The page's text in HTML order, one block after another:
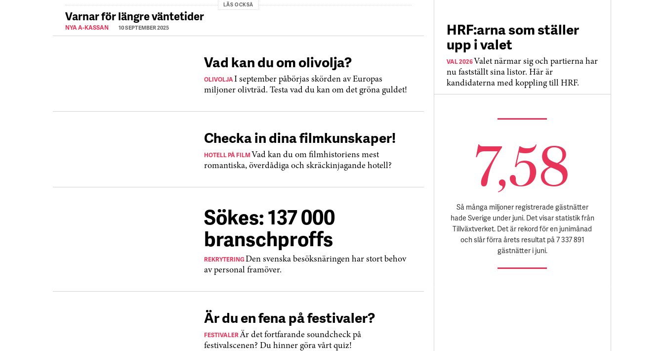
LÄS OCKSÅ
Varnar för längre väntetider
NYA A-KASSAN 10 SEPTEMBER 2025
Vad kan du om olivolja?
OLIVOLJAI september påbörjas skörden av Europas
miljoner olivträd. Testa vad du kan om det gröna guldet!
Checka in dina filmkunskaper!
HOTELL PÅ FILM Vad kan du om filmhistoriens mest
romantiska, överdådiga och skräckinjagande hotell?
Sökes: 137 000
branschproffs
REKRYTERINGDen svenska besöksnäringen har stort behov
av personal framöver.
Är du en fena på festivaler?
FESTIVALERÄr det fortfarande soundcheck på
festivalscenen? Du hinner göra vårt quiz!
HRF:arna som ställer
upp i valet
VAL 2026Valet närmar sig och partierna har
nu fastställt sina listor. Här är
kandidaterna med koppling till HRF.
7,58
Så många miljoner registrerade gästnätter
hade Sverige under juni. Det visar statistik från
Tillväxtverket. Det är rekord för en junimånad
och slår förra årets resultat på 7 337 891
gästnätter i juni.